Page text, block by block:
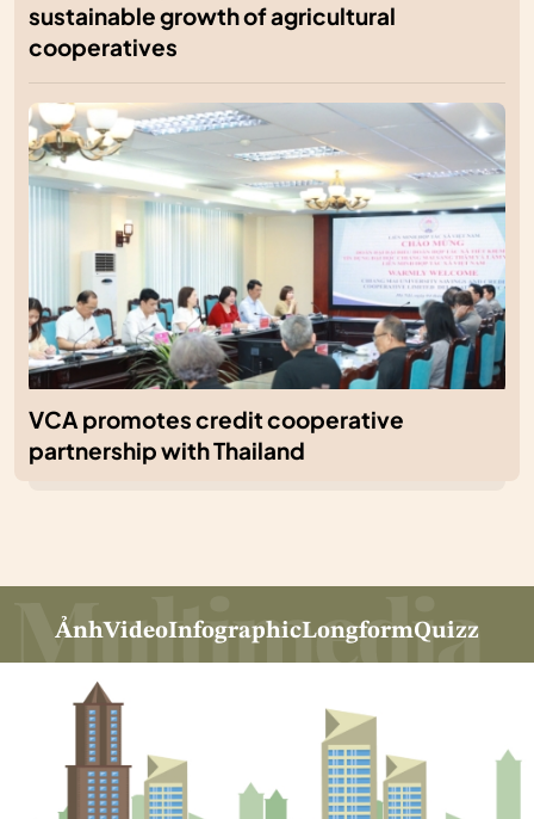
sustainable growth of agricultural
cooperatives
VCA promotes credit cooperative
partnership with Thailand
ẢnhVideoInfographicLongformQuizz